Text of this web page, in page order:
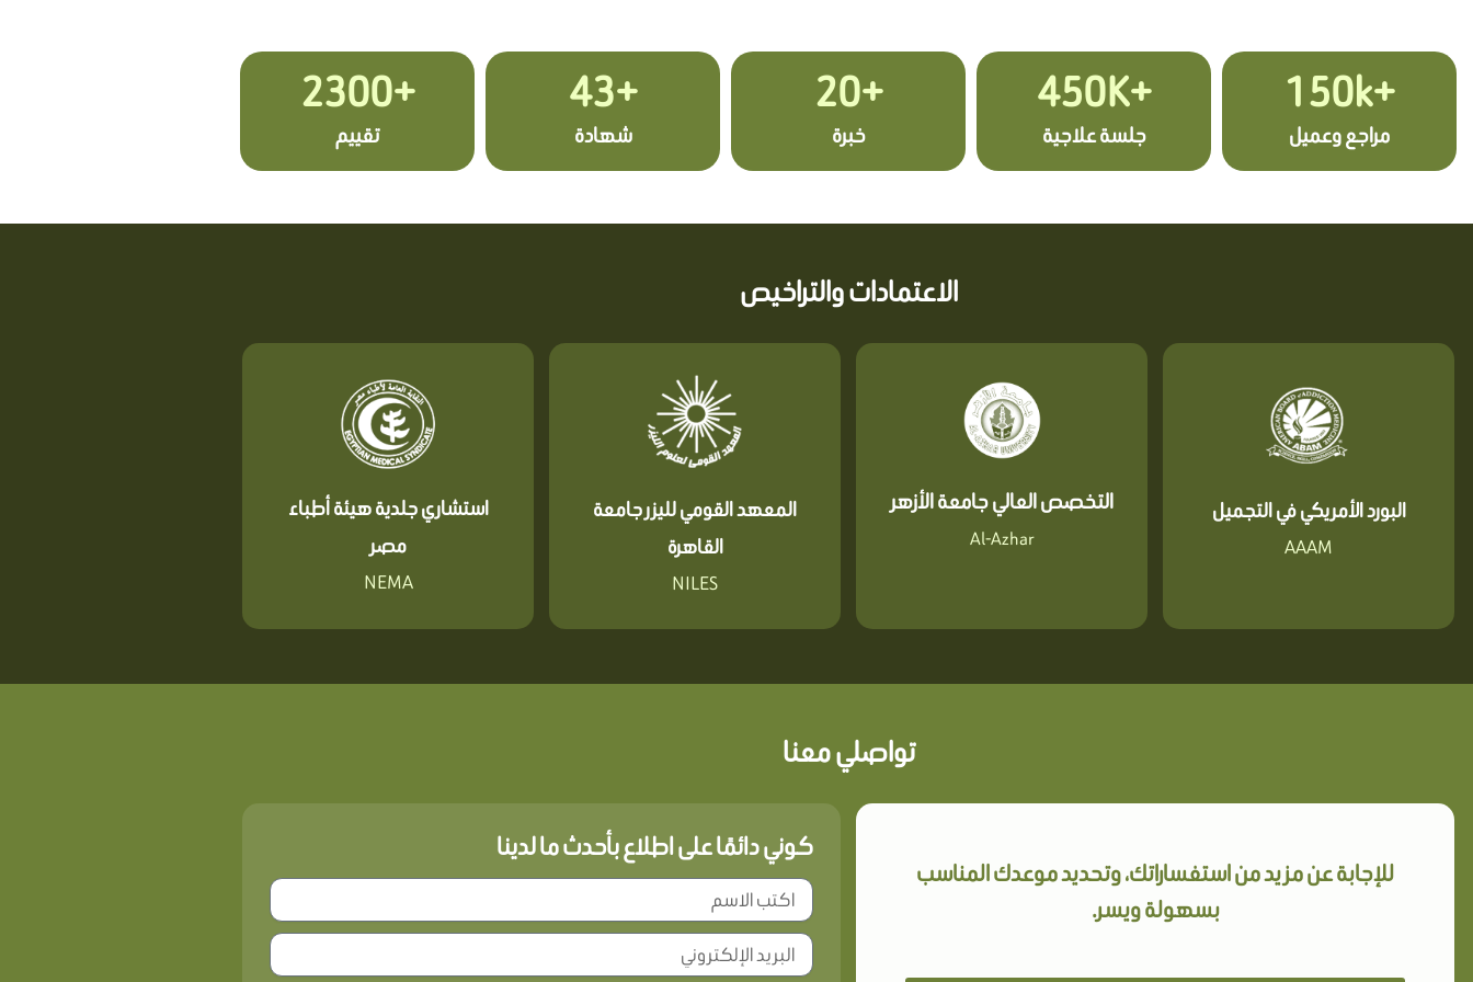
+150k
مراجع وعميل
+450K
جلسة علاجية
+20
خبرة
+43
شهادة
+2300
تقييم
الاعتمادات والتراخيص
البورد الأمريكي في التجميل
AAAM
التخصص العالي جامعة الأزهر
Al-Azhar
المعهد القومي لليزر جامعة
القاهرة
NILES
استشاري جلدية هيئة أطباء
مصر
NEMA
تواصلي معنا
للإجابة عن مزيد من استفساراتك، وتحديد موعدك المناسب
بسهولة ويسر.
كوني دائمًا على اطلاع بأحدث ما لدينا